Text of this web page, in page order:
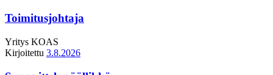
Toimitusjohtaja
Yritys KOAS
Kirjoitettu 3.8.2026